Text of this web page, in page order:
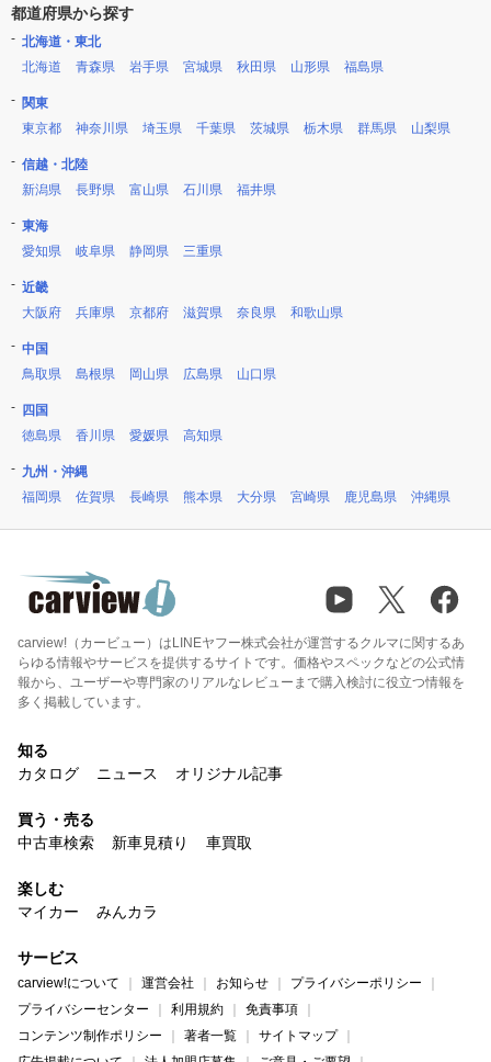
都道府県から探す
北海道・東北
北海道
青森県 岩手県 宮城県 秋田県 山形県 福島県
関東
東京都
神奈川県 埼玉県 千葉県 茨城県 栃木県 群馬県 山梨県
信越・北陸
新潟県
長野県 富山県 石川県 福井県
東海
愛知県
岐阜県 静岡県 三重県
近畿
大阪府
兵庫県 京都府 滋賀県 奈良県 和歌山県
中国
鳥取県
島根県 岡山県 広島県 山口県
四国
徳島県
香川県 愛媛県 高知県
九州・沖縄
福岡県
佐賀県 長崎県 熊本県 大分県 宮崎県 鹿児島県 沖縄県
carview!（カービュー）はLINEヤフー株式会社が運営するクルマに関するあ
らゆる情報やサービスを提供するサイトです。価格やスペックなどの公式情
報から、ユーザーや専門家のリアルなレビューまで購入検討に役立つ情報を
多く掲載しています。
知る
カタログ
ニュース オリジナル記事
買う・売る
中古車検索
新車見積り 車買取
楽しむ
マイカー
みんカラ
サービス
carview!について 運営会社 お知らせ
プライバシーポリシー
プライバシーセンター
利用規約
免責事項
コンテンツ制作ポリシー
著者一覧
サイトマップ